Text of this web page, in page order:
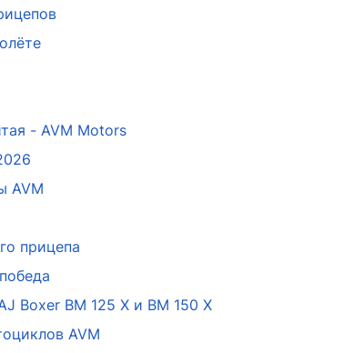
- AVM Motors
AVM
прицепа
Boxer BM 125 X и BM 150 X
AVM